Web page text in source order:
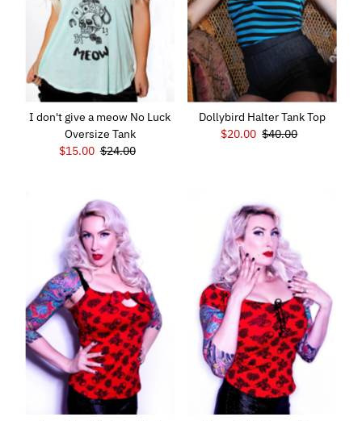
I don't give a meow No Luck
Oversize Tank
Prezzo
$15.00 Prezzo
$24.00
Dollybird Halter Tank Top
Prezzo
$20.00 Prezzo
$40.00